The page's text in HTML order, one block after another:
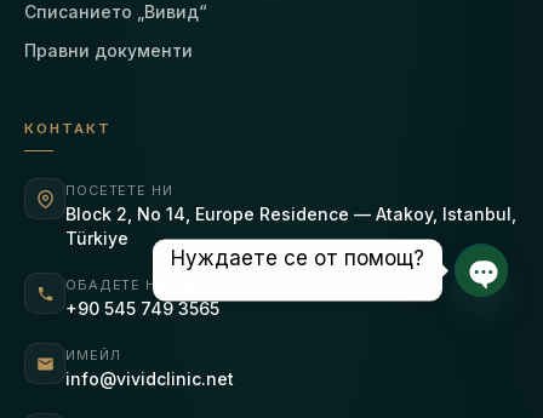
Списанието „Вивид“
Правни документи
КОНТАКТ
ПОСЕТЕТЕ НИ
Block 2, No 14, Europe Residence — Atakoy, Istanbul,
Türkiye
ОБАДЕТЕ НИ СЕ
+90 545 749 3565
ИМЕЙЛ
info@vividclinic.net
Нуждаете се от помощ?